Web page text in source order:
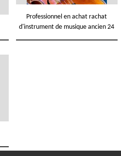
Professionnel en achat rachat
d'instrument de musique ancien 24